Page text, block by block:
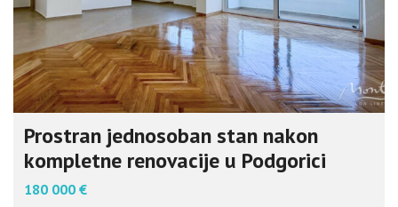
Prostran jednosoban stan nakon
kompletne renovacije u Podgorici
180 000 €